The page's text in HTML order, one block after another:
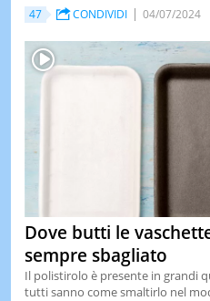
47 CONDIVIDI 04/07/2024
Dove butti le
sempre sbagliato
Il polistirolo è presente in grandi
tutti sanno come smaltirlo nel